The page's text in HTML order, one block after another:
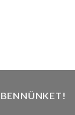
BENNÜNKET!